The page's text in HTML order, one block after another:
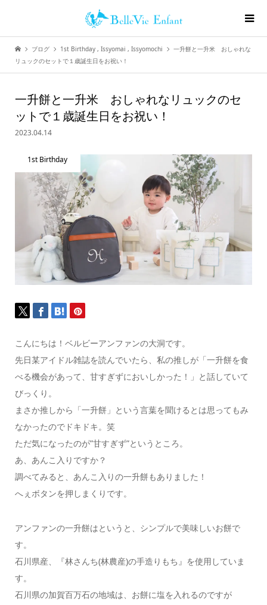
ブログ 1st Birthday , Issyomai , Issyomochi
一升餅と一升米 おしゃれな
リュックのセットで１歳誕生日をお祝い！
一升餅と一升米 おしゃれなリュックのセ
ットで１歳誕生日をお祝い！
2023.04.14
1st Birthday
こんにちは！ベルビーアンファンの大洞です。
先日某アイドル雑誌を読んでいたら、私の推しが「一升餅を食
べる機会があって、甘すぎずにおいしかった！」と話していて
びっくり。
まさか推しから「一升餅」という言葉を聞けるとは思ってもみ
なかったのでドキドキ。笑
ただ気になったのが”甘すぎず”というところ。
あ、あんこ入りですか？
調べてみると、あんこ入りの一升餅もありました ！
へぇボタンを押しまくりです。
アンファンの一升餅はというと、シンプルで美味しいお餅で
す。
石川県産、『林さんち(林農産)の手造りもち』を使用していま
す。
石川県の加賀百万石の地域は、お餅に塩を入れるのですが